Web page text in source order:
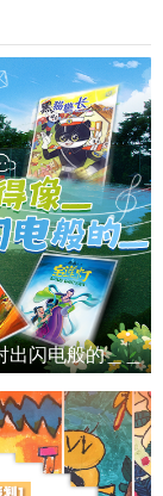
出闪电般的＿＿